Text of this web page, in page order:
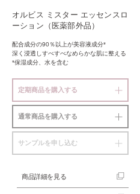
オルビス ミスター エッセンスロ
ーション（医薬部外品）
配合成分の90％以上が美容液成分*
深く浸透しすべすべなめらかな肌に整える
*保湿成分、水を含む
定期商品を購入する
通常商品を購入する
サンプルを申し込む
商品詳細を見る